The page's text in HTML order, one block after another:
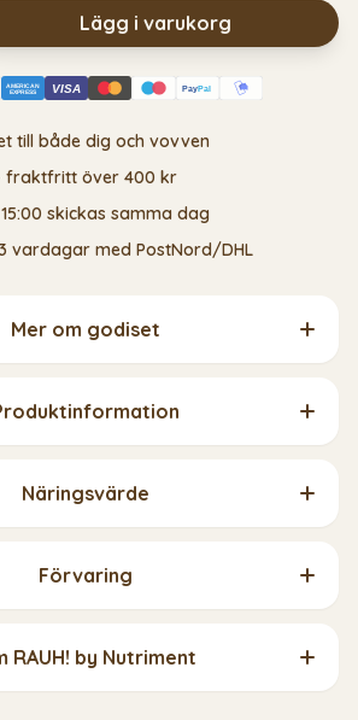
Lägg i varukorg
AMERICAN
EXPRESS
VISA PayPal
till både dig och vovven
fraktfritt över 400 kr
skickas samma dag
vardagar med PostNord/DHL
Mer om godiset
Näringsvärde
Förvaring
RAUH! by Nutriment